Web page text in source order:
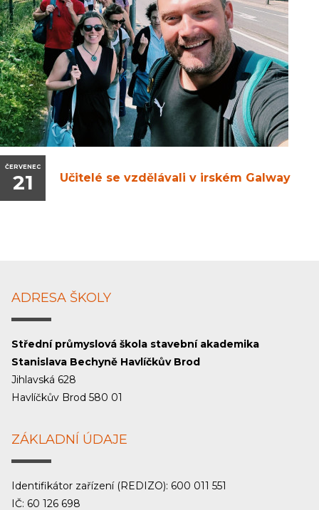
ČERVENEC
21 Učitelé se vzdělávali v irském Galway
ADRESA ŠKOLY
Střední průmyslová škola stavební akademika
Stanislava Bechyně Havlíčkův Brod
Jihlavská 628
Havlíčkův Brod 580 01
ZÁKLADNÍ ÚDAJE
Identifikátor zařízení (REDIZO): 600 011 551
IČ: 60 126 698